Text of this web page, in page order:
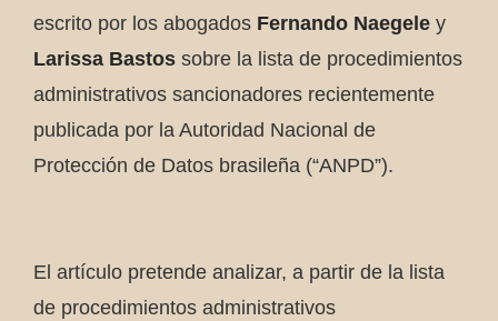
escrito por los abogados Fernando Naegele y
Larissa Bastos sobre la lista de procedimientos
administrativos sancionadores recientemente
publicada por la Autoridad Nacional de
Protección de Datos brasileña (“ANPD”).
El artículo pretende analizar, a partir de la lista
de procedimientos administrativos